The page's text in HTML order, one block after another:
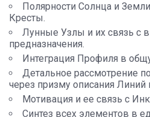
Полярности Солнца и
Кресты.
Лунные Узлы и их связь с
предназначения.
Интеграция Профиля в
Детальное рассмотрение
через призму описания
Мотивация и ее связь с
Синтез всех элементов в